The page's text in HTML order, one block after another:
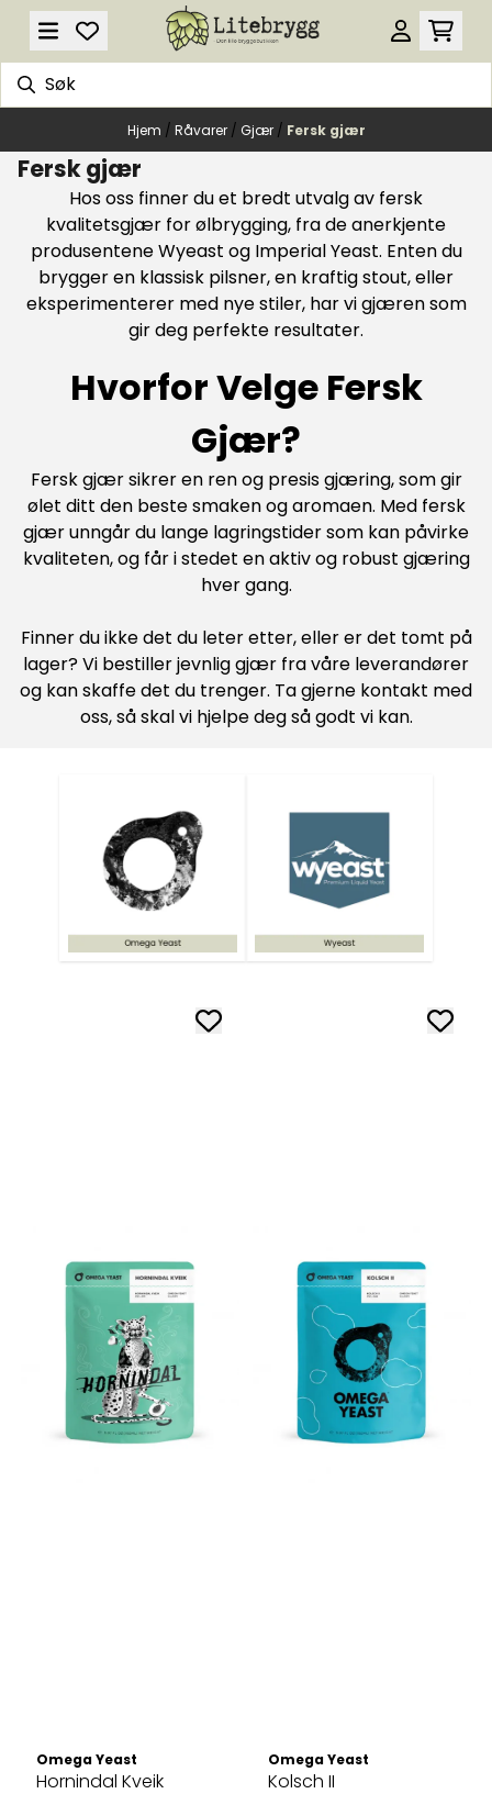
Hopp til innhold
Hjem / Råvarer / Gjær / Fersk gjær
Fersk gjær
Hos oss finner du et bredt utvalg av fersk
kvalitetsgjær for ølbrygging, fra de anerkjente
produsentene Wyeast og Imperial Yeast. Enten du
brygger en klassisk pilsner, en kraftig stout, eller
eksperimenterer med nye stiler, har vi gjæren som
gir deg perfekte resultater.
Hvorfor Velge Fersk
Gjær?
Fersk gjær sikrer en ren og presis gjæring, som gir
ølet ditt den beste smaken og aromaen. Med fersk
gjær unngår du lange lagringstider som kan påvirke
kvaliteten, og får i stedet en aktiv og robust gjæring
hver gang.
Finner du ikke det du leter etter, eller er det tomt på
lager? Vi bestiller jevnlig gjær fra våre leverandører
og kan skaffe det du trenger. Ta gjerne kontakt med
oss, så skal vi hjelpe deg så godt vi kan.
Omega Yeast
Hornindal Kveik
Omega Yeast
Kolsch II